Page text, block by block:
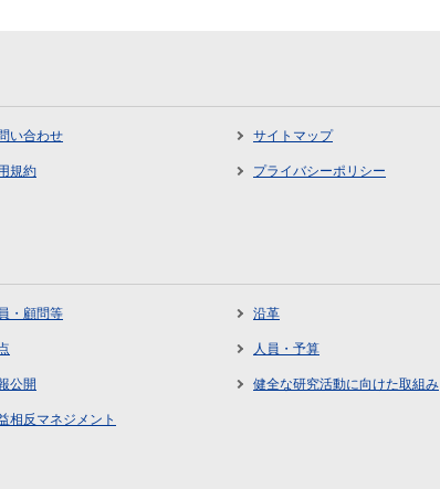
い合わせ サイトマップ
規約 プライバシーポリシー
・顧問等 沿革
人員・予算
公開 健全な研究活動に向けた取組み
相反マネジメント